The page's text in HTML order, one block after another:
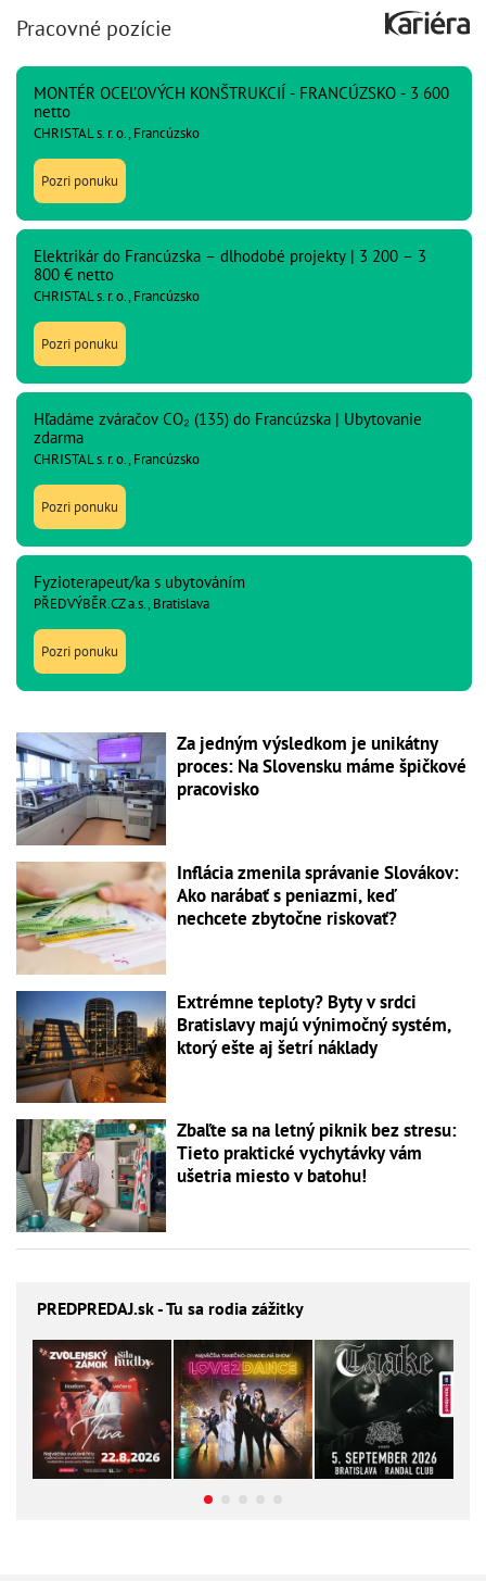
Pracovné pozície
MONTÉR OCEĽOVÝCH KONŠTRUKCIÍ - FRANCÚZSKO - 3 600
netto
CHRISTAL s. r. o., Francúzsko
Pozri ponuku
Elektrikár do Francúzska – dlhodobé projekty | 3 200 – 3
800 € netto
CHRISTAL s. r. o., Francúzsko
Pozri ponuku
Hľadáme zváračov CO₂ (135) do Francúzska | Ubytovanie
zdarma
CHRISTAL s. r. o., Francúzsko
Pozri ponuku
Fyzioterapeut/ka s ubytováním
PŘEDVÝBĚR.CZ a.s., Bratislava
Pozri ponuku
Za jedným výsledkom je unikátny
proces: Na Slovensku máme špičkové
pracovisko
Inflácia zmenila správanie Slovákov:
Ako narábať s peniazmi, keď
nechcete zbytočne riskovať?
Extrémne teploty? Byty v srdci
Bratislavy majú výnimočný systém,
ktorý ešte aj šetrí náklady
Zbaľte sa na letný piknik bez stresu:
Tieto praktické vychytávky vám
ušetria miesto v batohu!
PREDPREDAJ.sk - Tu sa rodia zážitky